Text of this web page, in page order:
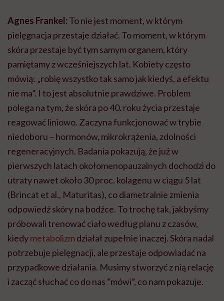
Agnes Frankel: To nie jest moment, w którym
pielęgnacja przestaje działać. To moment, w którym
skóra przestaje być tym samym organem, który
pamiętamy z wcześniejszych lat. Kobiety często
mówią: „robię wszystko tak samo jak kiedyś, a efektu
nie ma”. I to jest absolutnie prawdziwe. Problem
polega na tym, że skóra po 40. roku życia przestaje
reagować liniowo. Zaczyna funkcjonować w trybie
niedoboru – hormonów, mikrokrążenia, zdolności
regeneracyjnych. Badania pokazują, że już w
pierwszych latach okołomenopauzalnych dochodzi do
utraty nawet około 30 proc. kolagenu w ciągu 5 lat
(Brincat et al., Maturitas), co diametralnie zmienia
odpowiedź skóry na bodźce. To trochę tak, jakbyśmy
próbowali trenować ciało według planu z czasów,
kiedymetabolizm działał zupełnie inaczej. Skóra nadal
potrzebuje pielęgnacji, ale przestaje odpowiadać na
przypadkowe działania. Musimy stworzyć z nią relację
i zacząć słuchać co do nas “mówi”, co nam pokazuje.